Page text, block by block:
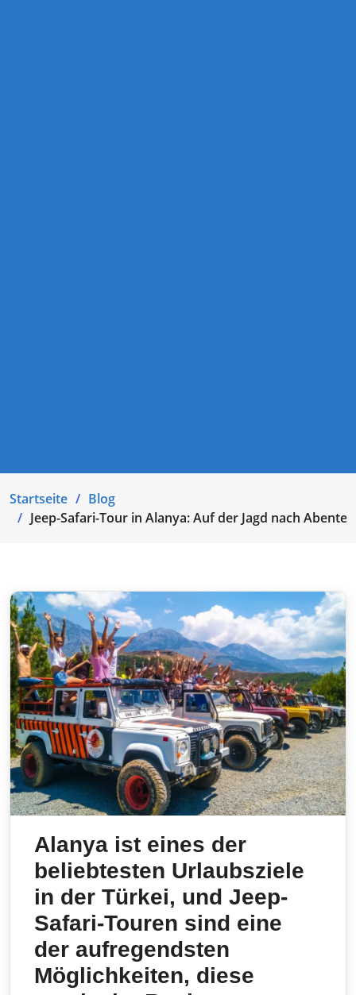
Startseite
Blog
Jeep-Safari-Tour in Alanya: Auf der Jagd nach
Alanya ist eines der
beliebtesten Urlaubsziele
in der Türkei, und Jeep-
Safari-Touren sind eine
der aufregendsten
Möglichkeiten, diese